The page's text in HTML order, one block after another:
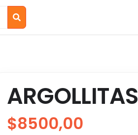
ARGOLLITAS
$8500,00